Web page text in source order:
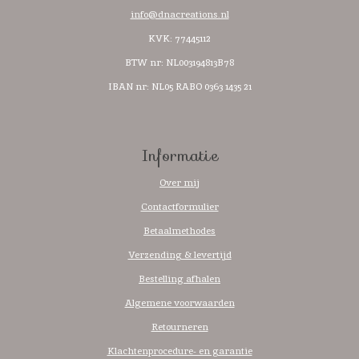
info@dnacreations.nl
KVK: 77445112
BTW nr: NL003194813B78
IBAN nr: NL05 RABO 0363 1435 21
Informatie
Over mij
Contactformulier
Betaalmethodes
Verzending & levertijd
Bestelling afhalen
Algemene voorwaarden
Retourneren
Klachtenprocedure- en garantie